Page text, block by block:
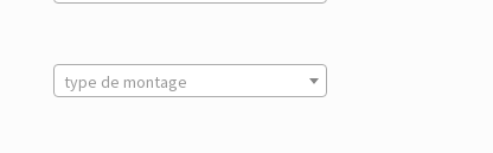
type de montage